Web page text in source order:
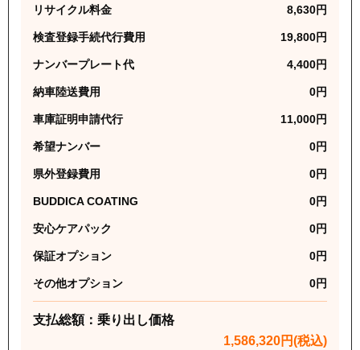
リサイクル料金 8,630円
検査登録手続代行費用 19,800円
ナンバープレート代 4,400円
納車陸送費用 0円
車庫証明申請代行 11,000円
希望ナンバー 0円
県外登録費用 0円
BUDDICA COATING 0円
安心ケアパック 0円
保証オプション 0円
その他オプション 0円
支払総額：乗り出し価格
1,586,320円(税込)